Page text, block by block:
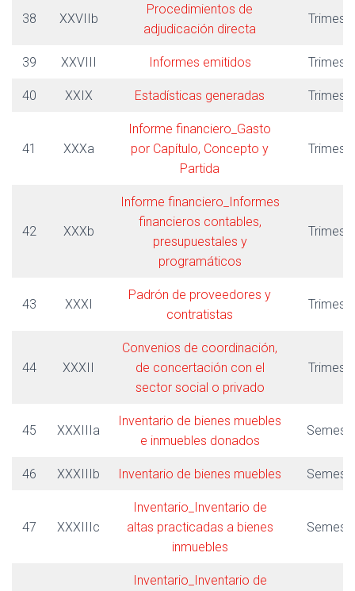
38 XXVIIb
Procedimientos de
adjudicación directa
39 XXVIII Informes emitidos
40 XXIX Estadísticas generadas
41 XXXa
Informe financiero_Gasto
por Capítulo, Concepto y
Partida
42 XXXb
Informe financiero_Informes
financieros contables,
presupuestales y
programáticos
43 XXXI
Padrón de proveedores y
contratistas
44 XXXII
Convenios de coordinación,
de concertación con el
sector social o privado
45 XXXIIIa
Inventario de bienes muebles
e inmuebles donados
46 XXXIIIb Inventario de bienes muebles
47 XXXIIIc
Inventario_Inventario de
altas practicadas a bienes
inmuebles
Inventario_Inventario de